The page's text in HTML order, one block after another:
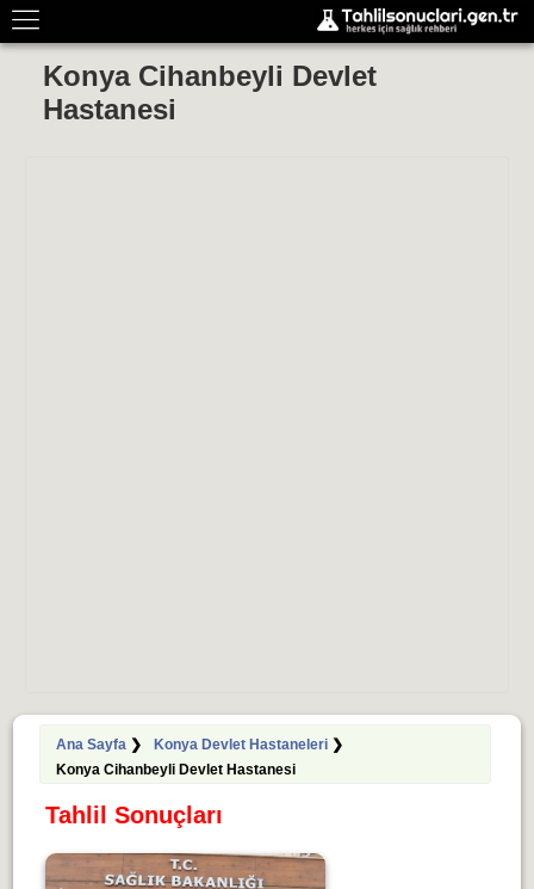
Konya Cihanbeyli Devlet
Hastanesi
Ana Sayfa❯ Konya Devlet Hastaneleri❯
Konya Cihanbeyli Devlet Hastanesi
Tahlil Sonuçları